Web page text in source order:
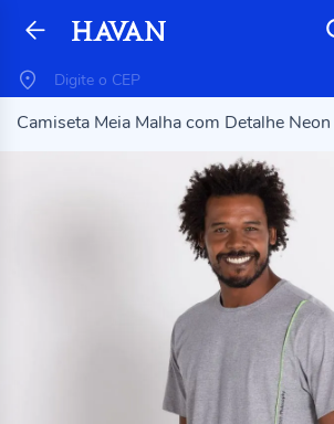
Camiseta Meia Malha com Detalhe